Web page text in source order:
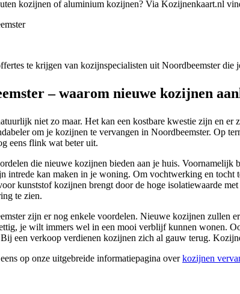
kozijnen of aluminium kozijnen? Via Kozijnenkaart.nl
te krijgen van kozijnspecialisten uit Noordbeemster
– waarom nieuwe kozijnen
niet zo maar. Het kan een kostbare kwestie zijn en
om je kozijnen te vervangen in Noordbeemster. Op
eens flink wat beter uit.
die nieuwe kozijnen bieden aan je huis.
intrede kan maken in je woning. Om vochtwerking en
kunststof kozijnen brengt door de hoge isolatiewaarde
te zien.
zijn er nog enkele voordelen. Nieuwe kozijnen
je wilt immers wel in een mooi verblijf kunnen wonen.
een verkoop verdienen kozijnen zich al gauw terug.
op onze uitgebreide informatiepagina overkozijnen